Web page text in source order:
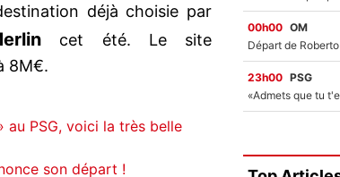
déjà choisie par
cet été. Le site
8M€.
au PSG, voici la très belle
son départ !
00h00 OM
23h00 PSG